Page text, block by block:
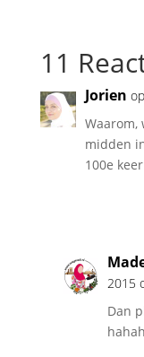
11
Jorien
Waarom,
midden
100e
2015
Dan